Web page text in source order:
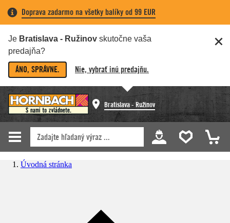
Doprava zadarmo na všetky balíky od 99 EUR
Je Bratislava - Ružinov skutočne vaša
predajňa?
ÁNO, SPRÁVNE. Nie, vybrať inú predajňu.
Bratislava - Ružinov
Úvodná stránka